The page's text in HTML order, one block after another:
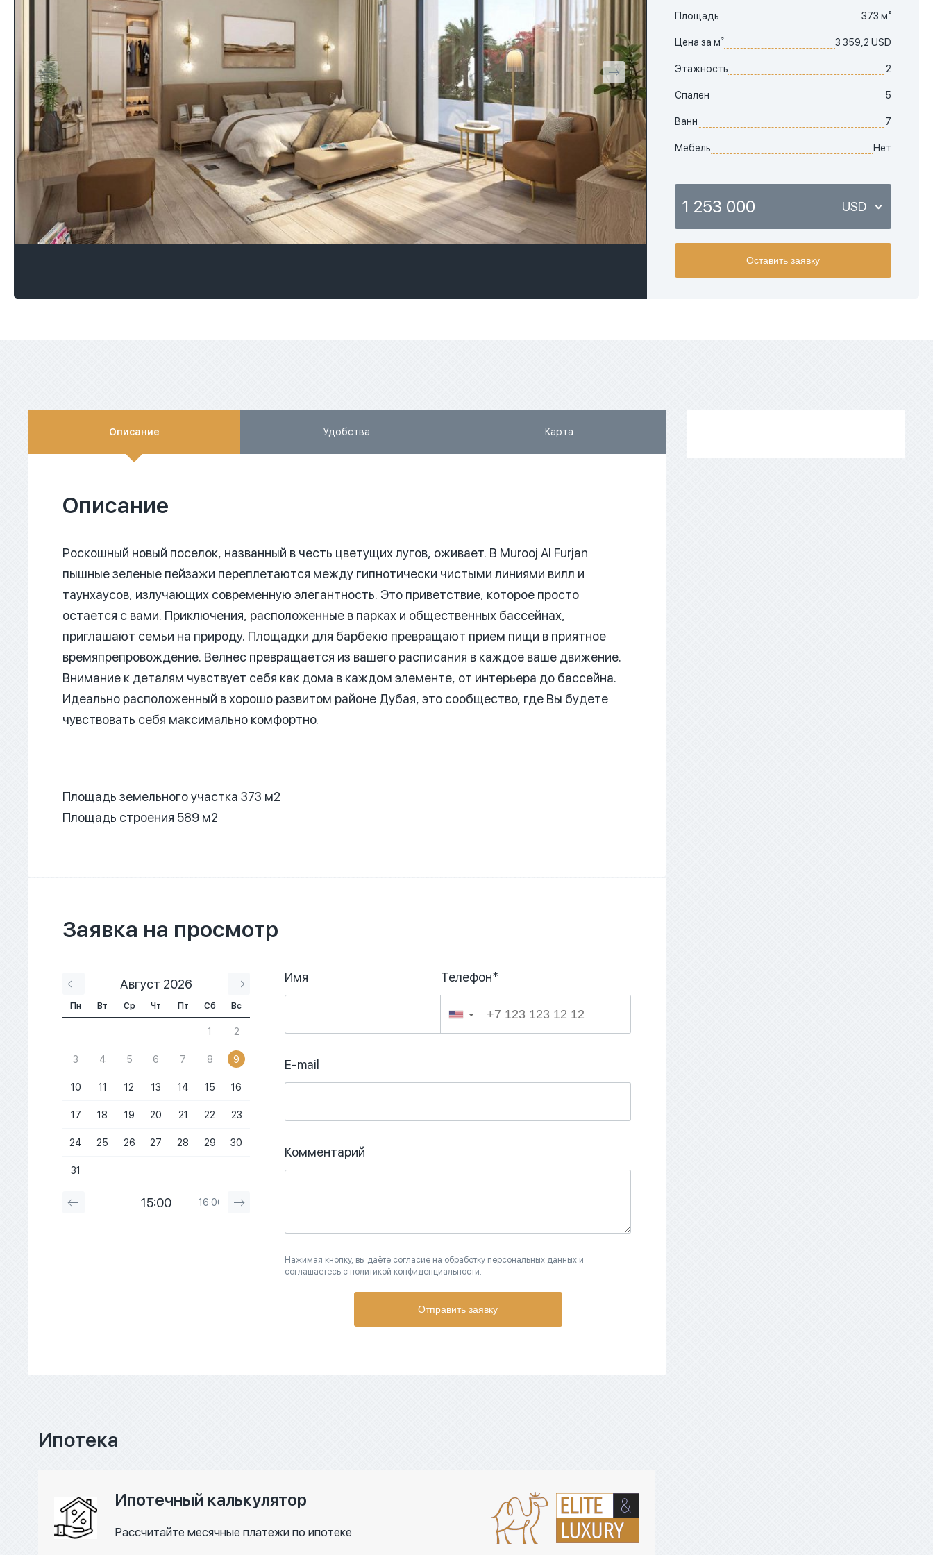
Площадь 373 м²
Цена за м² 3 359,2 USD
Этажность 2
Спален 5
Ванн 7
Мебель Нет
1 253 000 USD
Оставить заявку
Описание Удобства Карта
Описание
Роскошный новый поселок, названный в честь цветущих лугов, оживает. В Murooj Al Furjan
пышные зеленые пейзажи переплетаются между гипнотически чистыми линиями вилл и
таунхаусов, излучающих современную элегантность. Это приветствие, которое просто
остается с вами. Приключения, расположенные в парках и общественных бассейнах,
приглашают семьи на природу. Площадки для барбекю превращают прием пищи в приятное
времяпрепровождение. Велнес превращается из вашего расписания в каждое ваше движение.
Внимание к деталям чувствует себя как дома в каждом элементе, от интерьера до бассейна.
Идеально расположенный в хорошо развитом районе Дубая, это сообщество, где Вы будете
чувствовать себя максимально комфортно.
Площадь земельного участка 373 м2
Площадь строения 589 м2
Заявка на просмотр
Август 2026 Сентябрь 2026
Пн Вт Ср Чт Пт Сб Вс
1 2
3 4 5 6 7 8 9
10 11 12 13 14 15 16
17 18 19 20 21 22 23
24 25 26 27 28 29 30
31
15:00 16:00
Имя Телефон*
▼
E-mail
Комментарий
Нажимая кнопку, вы даёте согласие на обработку персональных данных и
соглашаетесь с политикой конфиденциальности.
Отправить заявку
Ипотека
Ипотечный калькулятор
Рассчитайте месячные платежи по ипотеке